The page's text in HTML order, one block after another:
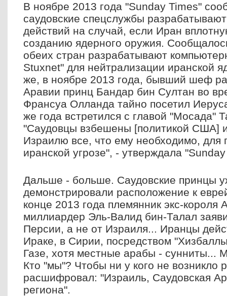
В ноябре 2013 года "Sunday Times"
саудовские спецслужбы
действий на случай, если Иран
созданию ядерного оружия.
обеих стран разрабатывают
Stuxnet" для нейтрализации иранской
же, в ноябре 2013 года, бывший шеф
Аравии принц Бандар бин Султан во
Франсуа Олланда тайно посетил
же года встретился с главой "Мосада"
"Саудовцы взбешены [политикой США]
Израилю все, что ему необходимо, для
иранской угрозе", - утверждала
Дальше - больше. Саудовские принцы
демонстрировали расположение к
конце 2013 года племянник экс-короля
миллиардер Эль-Валид бин-Талал
Персии, а не от Израиля... Иранцы
Ираке, в Сирии, посредством
Газе, хотя местные арабы - сунниты...
Кто "мы"? Чтобы ни у кого не возникло
расшифровал: "Израиль, Саудовская
региона".